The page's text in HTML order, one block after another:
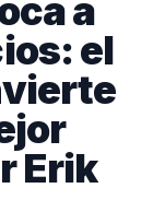
a
el
Erik